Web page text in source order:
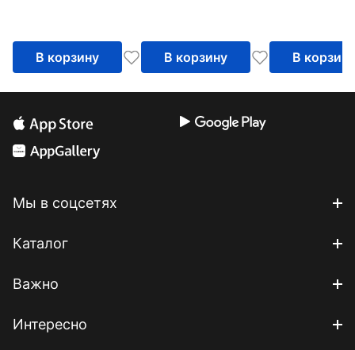
В корзину В корзину В корзину
Мы в соцсетях
Каталог
Важно
Интересно